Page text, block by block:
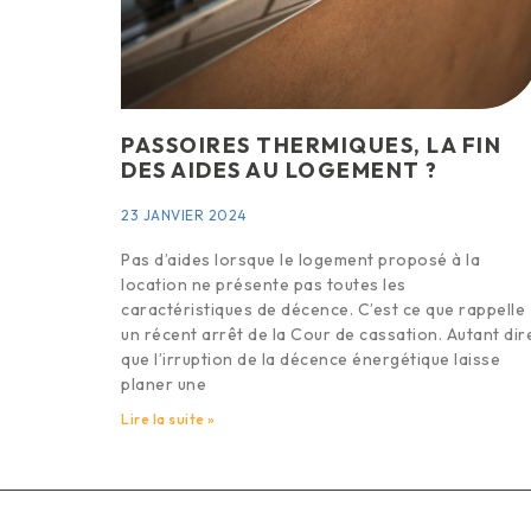
PASSOIRES THERMIQUES, LA FIN
DES AIDES AU LOGEMENT ?
23 JANVIER 2024
Pas d’aides lorsque le logement proposé à la
location ne présente pas toutes les
caractéristiques de décence. C’est ce que rappelle
un récent arrêt de la Cour de cassation. Autant
que l’irruption de la décence énergétique laisse
planer une
Lire la suite »